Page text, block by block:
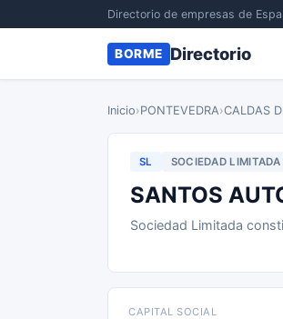
Directorio de empresas de
BORME Directorio
Inicio›PONTEVEDRA›CALDAS
SL SOCIEDAD LIMITADA
SANTOS
Sociedad Limitada
CAPITAL SOCIAL